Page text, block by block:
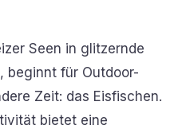
Seen in glitzernde
beginnt für Outdoor-
Zeit: das Eisfischen.
bietet eine